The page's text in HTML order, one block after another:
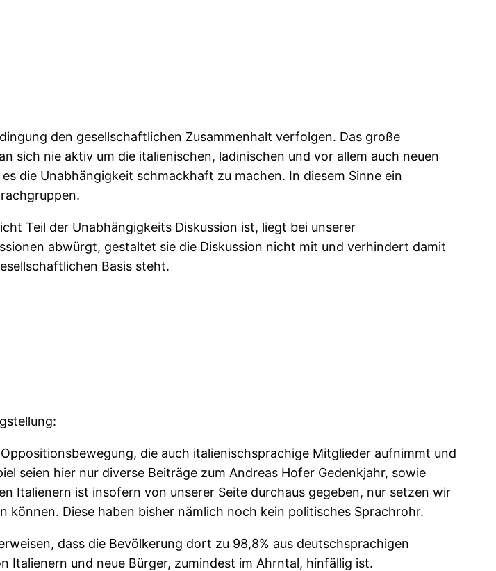
den gesellschaftlichen Zusammenhalt verfolgen. Das große
sich nie aktiv um die italienischen, ladinischen und vor allem auch neuen
die Unabhängigkeit schmackhaft zu machen. In diesem Sinne ein
Teil der Unabhängigkeits Diskussion ist, liegt bei unserer
abwürgt, gestaltet sie die Diskussion nicht mit und verhindert damit
Basis steht.
die auch italienischsprachige Mitglieder aufnimmt und
seien hier nur diverse Beiträge zum Andreas Hofer Gedenkjahr, sowie
Italienern ist insofern von unserer Seite durchaus gegeben, nur setzen wir
Diese haben bisher nämlich noch kein politisches Sprachrohr.
dass die Bevölkerung dort zu 98,8% aus deutschsprachigen
Italienern und neue Bürger, zumindest im Ahrntal, hinfällig ist.